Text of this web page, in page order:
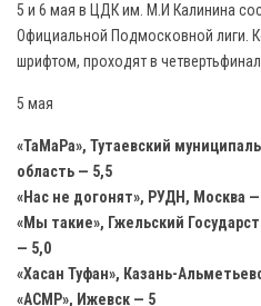
5 и 6 мая в ЦДК им. М.И Калинина
Официальной Подмосковной лиги.
шрифтом, проходят в
5 мая
«ТаМаРа», Тутаевский
область — 5,5
«Нас не догонят», РУДН, Москва —
«Мы такие», Гжельский
— 5,0
«Хасан Туфан», Казань-
«АСМР», Ижевск — 5